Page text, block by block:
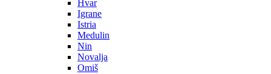
Hvar
Igrane
Istria
Medulin
Nin
Novalja
Omiš